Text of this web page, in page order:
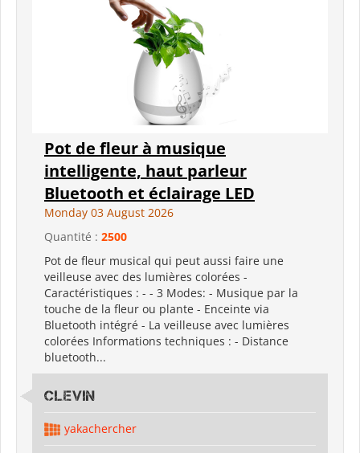
Pot de fleur à musique
intelligente, haut parleur
Bluetooth et éclairage LED
Monday 03 August 2026
Quantité : 2500
Pot de fleur musical qui peut aussi faire une
veilleuse avec des lumières colorées -
Caractéristiques : - - 3 Modes: - Musique par la
touche de la fleur ou plante - Enceinte via
Bluetooth intégré - La veilleuse avec lumières
colorées Informations techniques : - Distance
bluetooth...
CLEVIN
yakachercher